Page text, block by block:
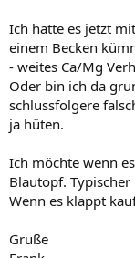
Ich hatte es jetzt
einem Becken
- weites Ca/Mg
Oder bin ich da
schlussfolgere
ja hüten.
Ich möchte wenn
Blautopf.
Wenn es klappt
Gruße